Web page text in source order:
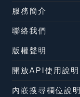
服務簡介
聯絡我們
版權聲明
開放API使用說明
內嵌搜尋欄位說明